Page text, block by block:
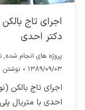
اجرای تاج
دکتر احدی
پروژه های انجام شده,
۱۳۸۹/۰۹/۰۳
نوشتن
اجرای تاج بالکن